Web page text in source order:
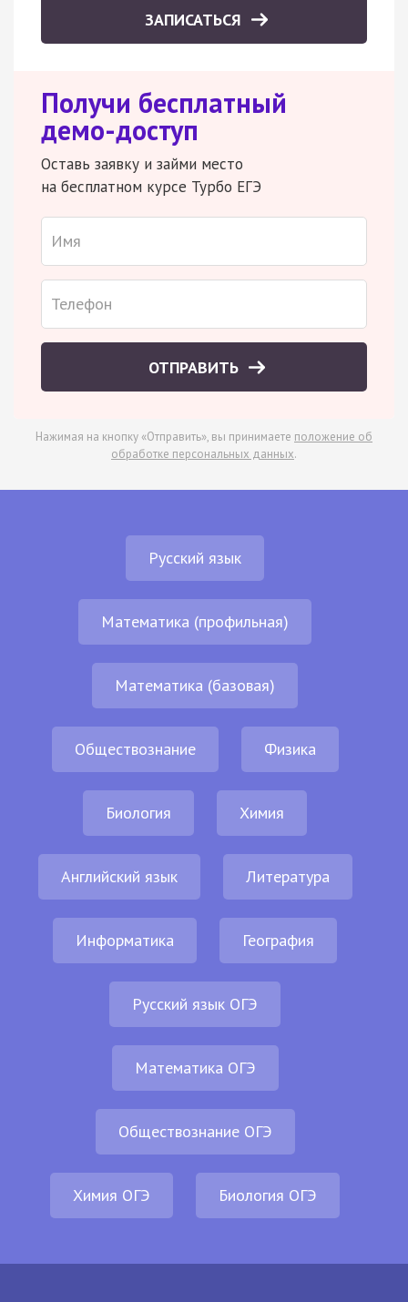
ЗАПИСАТЬСЯ
Получи бесплатный
демо-доступ
Оставь заявку и займи место
на бесплатном курсе Турбо ЕГЭ
ОТПРАВИТЬ
Нажимая на кнопку «Отправить», вы принимаете положение об
обработке персональных данных.
Русский язык
Математика (профильная)
Математика (базовая)
Обществознание Физика
Биология Химия
Английский язык Литература
Информатика География
Русский язык ОГЭ
Математика ОГЭ
Обществознание ОГЭ
Химия ОГЭ Биология ОГЭ